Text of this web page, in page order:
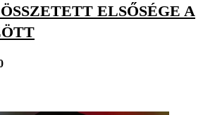
ELSŐSÉGE A